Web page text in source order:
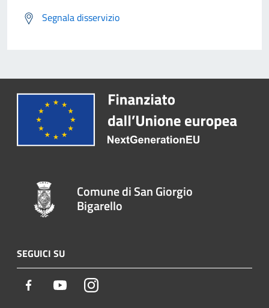
Segnala disservizio
Comune di San Giorgio
Bigarello
SEGUICI SU
Facebook YoutubeInstagram